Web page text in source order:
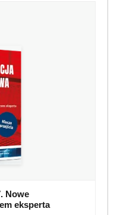
Nowe
eksperta